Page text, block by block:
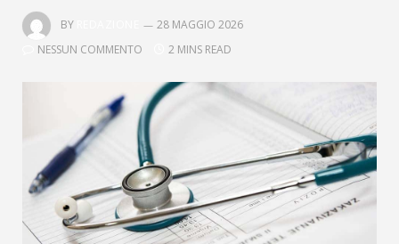
BY
28 MAGGIO 2026
NESSUN COMMENTO
2 MINS READ